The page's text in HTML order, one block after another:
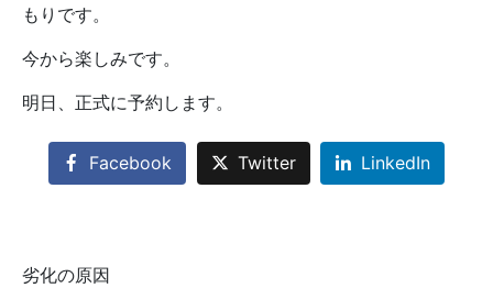
もりです。
今から楽しみです。
明日、正式に予約します。
Facebook Twitter LinkedIn
劣化の原因